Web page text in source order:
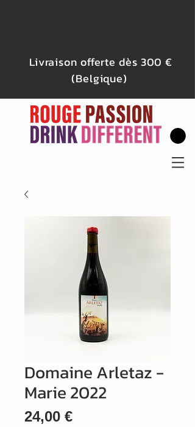
Livraison offerte dès 300 €
(Belgique)
Domaine Arletaz -
Marie 2022
24,00 €Prix